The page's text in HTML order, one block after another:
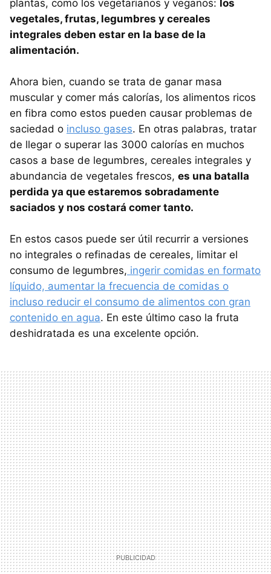
plantas, como los vegetarianos y veganos: los
vegetales, frutas, legumbres y cereales
integrales deben estar en la base de la
alimentación.
Ahora bien, cuando se trata de ganar masa
muscular y comer más calorías, los alimentos ricos
en fibra como estos pueden causar problemas de
saciedad o incluso gases. En otras palabras, tratar
de llegar o superar las 3000 calorías en muchos
casos a base de legumbres, cereales integrales y
abundancia de vegetales frescos, es una batalla
perdida ya que estaremos sobradamente
saciados y nos costará comer tanto.
En estos casos puede ser útil recurrir a versiones
no integrales o refinadas de cereales, limitar el
consumo de legumbres, ingerir comidas en formato
líquido, aumentar la frecuencia de comidas o
incluso reducir el consumo de alimentos con gran
contenido en agua. En este último caso la fruta
deshidratada es una excelente opción.